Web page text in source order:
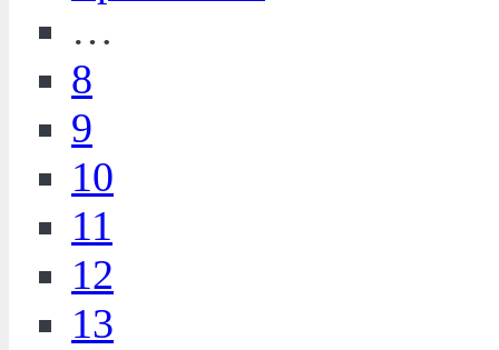
…
8
9
10
11
12
13